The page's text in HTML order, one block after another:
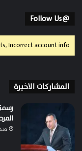
@Follow Us
Incorrect account info.
المشاركات الاخيرة
المرحلة
منذ 23